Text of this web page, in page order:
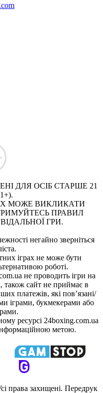
ДЛЯ ОСІБ СТАРШЕ 21
МОЖЕ ВИКЛИКАТИ
ПРАВИЛ
ГРИ.
негайно зверніться
іграх не може бути
роботі.
не проводить ігри на
також сайт не приймає в
платежів, які пов’язані/
іграми, букмекерами або
ресурсі 24boxing.com.ua
метою.
права захищенi. Передрук